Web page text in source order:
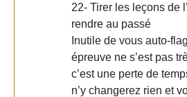
22- Tirer les leçons de
rendre au passé
Inutile de vous auto-
épreuve ne s’est pas
c’est une perte de
n’y changerez rien et